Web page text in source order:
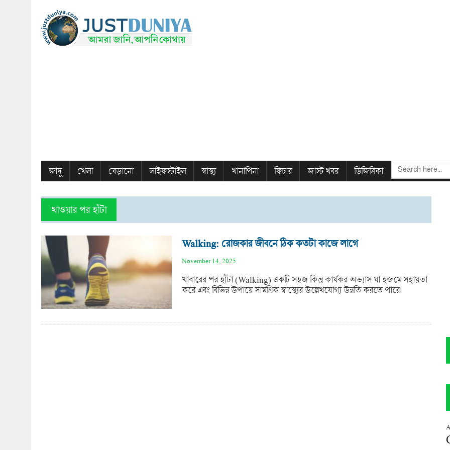
জাদু খেলা বেড়ানো লাইফস্টাইল স্বাস্থ্য খানাপিনা ফিচার জাস্ট খবর ডিজিত্রিকা
SEARCH
FOR:
খাওয়ার পর হাঁটা
Walking: রোজকার জীবনে ঠিক কতটা কাজে লাগে
November 14, 2025
খাবারের পর হাঁটা (Walking) একটি সহজ কিন্তু কার্যকর অভ্যাস যা হজমে সহায়তা
করে এবং বিভিন্ন উপায়ে সামগ্রিক স্বাস্থ্যের উল্লেখযোগ্য উন্নতি করতে পারে।